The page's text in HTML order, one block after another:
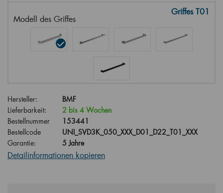
Modell des Griffes
Griffes T01
Hersteller:
BMF
Lieferbarkeit:
2 bis 4 Wochen
Bestellnummer
153441
Bestellcode
UNI_SVD3K_050_XXX_D01_D22_T01_XXX
Garantie:
5 Jahre
Detailinformationen kopieren